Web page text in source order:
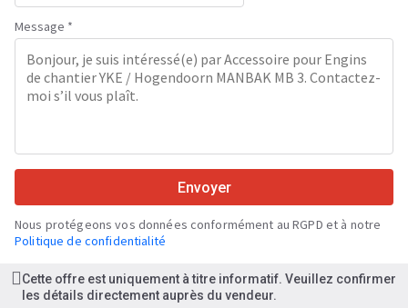
Message *
Envoyer
Nous protégeons vos données conformément au RGPD et à notre
Politique de confidentialité
Cette offre est uniquement à titre informatif. Veuillez confirmer
les détails directement auprès du vendeur.